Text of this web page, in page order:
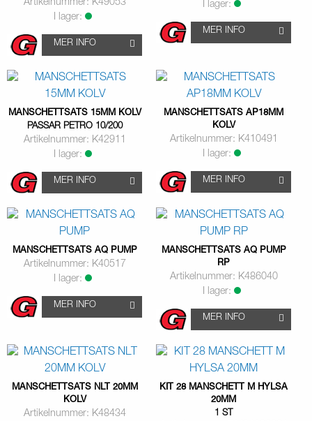
Artikelnummer: K49053
I lager:
MER INFO
I lager:
MER INFO
MANSCHETTSATS 15MM KOLV
PASSAR PETRO 10/200
Artikelnummer: K42911
I lager:
MER INFO
MANSCHETTSATS AP18MM
KOLV
Artikelnummer: K410491
I lager:
MER INFO
MANSCHETTSATS AQ PUMP
Artikelnummer: K40517
I lager:
MER INFO
MANSCHETTSATS AQ PUMP
RP
Artikelnummer: K486040
I lager:
MER INFO
MANSCHETTSATS NLT 20MM
KOLV
Artikelnummer: K48434
KIT 28 MANSCHETT M HYLSA
20MM
1 ST